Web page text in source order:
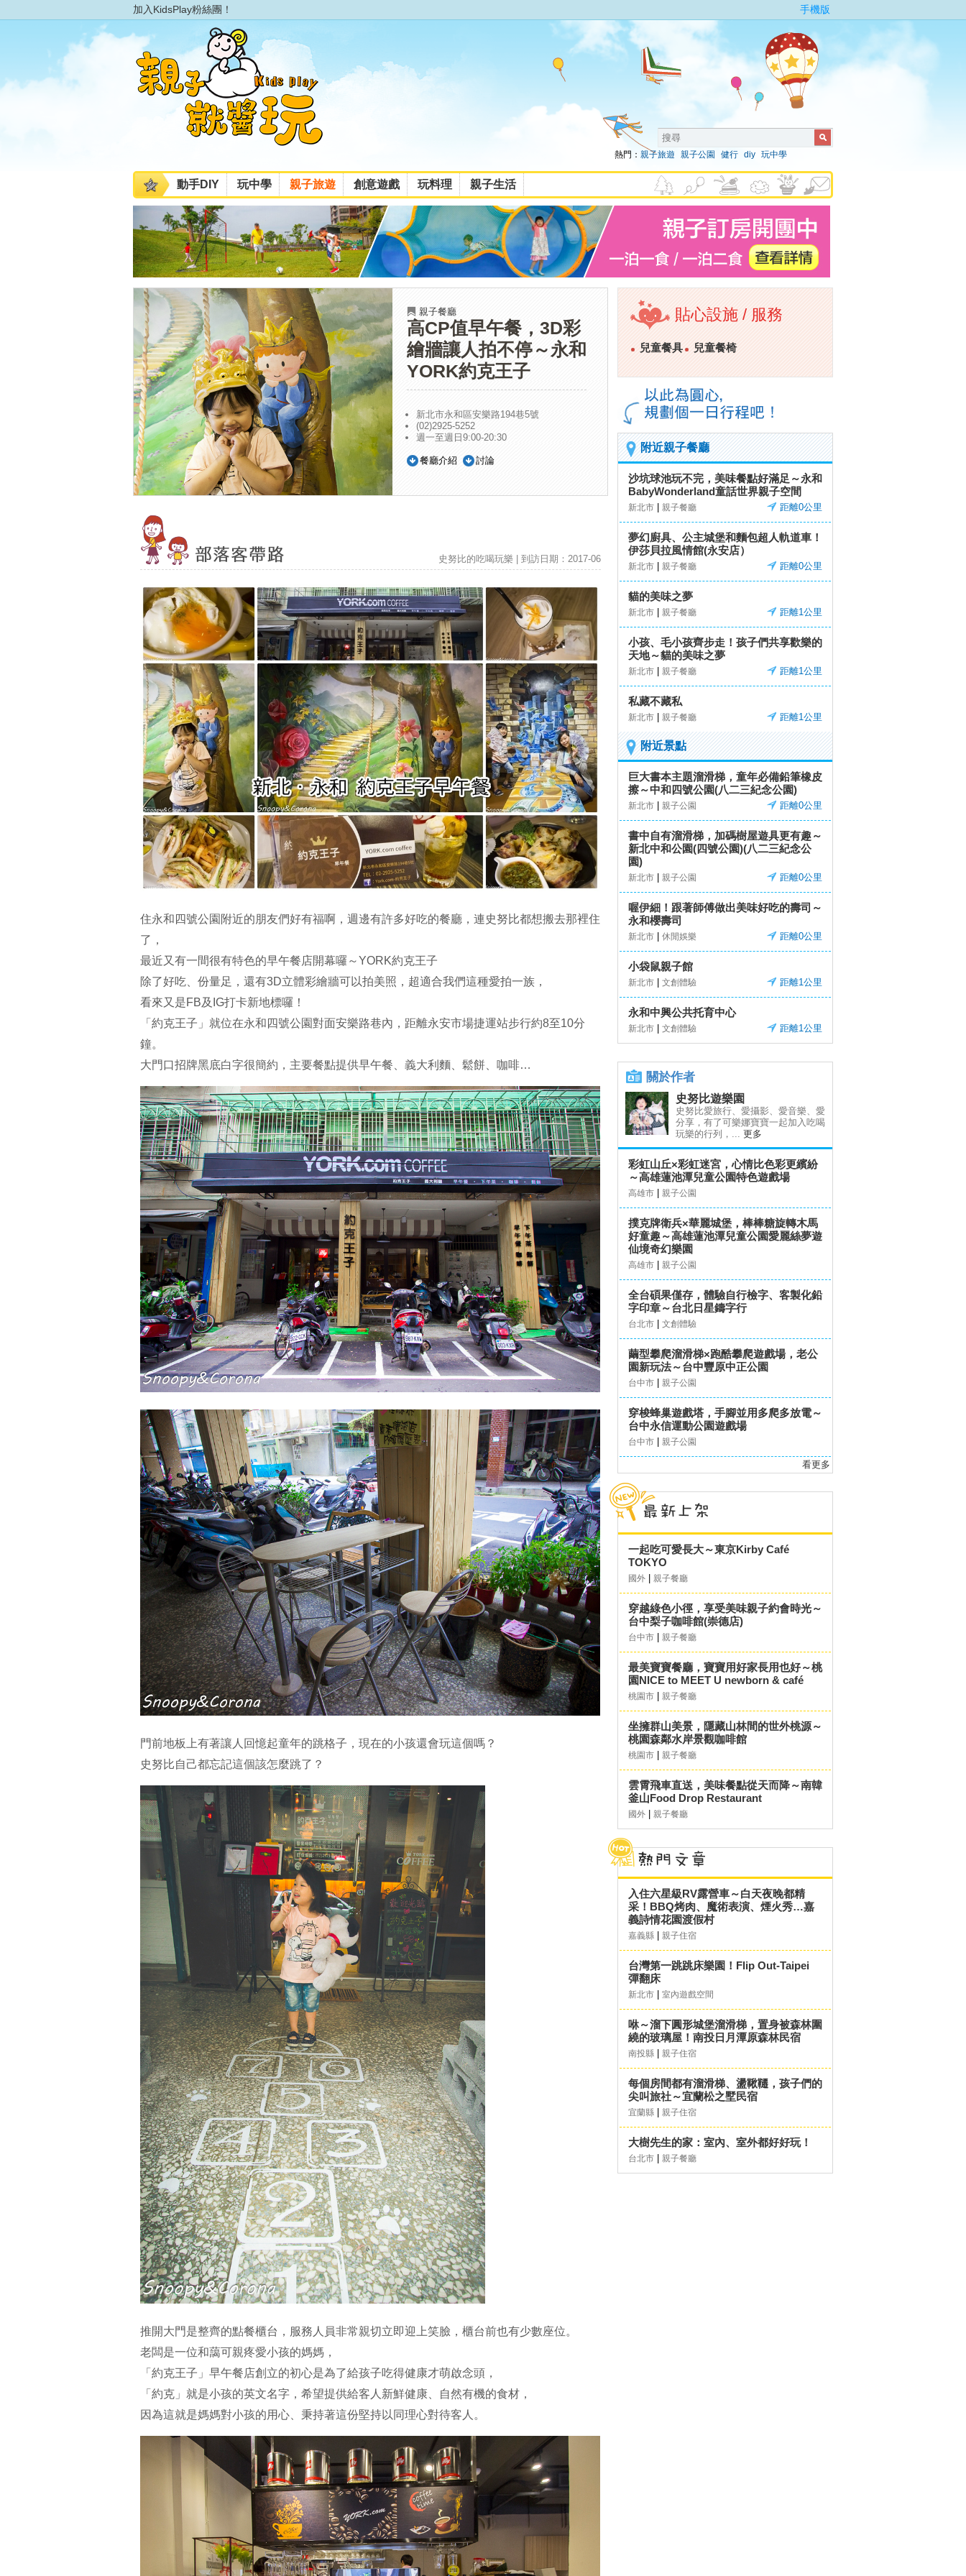
加入KidsPlay粉絲團！ 手機版
熱門： 親子旅遊 親子公園 健行 diy 玩中學
動手DIY 玩中學 親子旅遊 創意遊戲 玩料理 親子生活
親子餐廳
高CP值早午餐，3D彩
繪牆讓人拍不停～永和
YORK約克王子
新北市永和區安樂路194巷5號
(02)2925-5252
週一至週日9:00-20:30
餐廳介紹 討論
史努比的吃喝玩樂 | 到訪日期：2017-06
住永和四號公園附近的朋友們好有福啊，週邊有許多好吃的餐廳，連史努比都想搬去那裡住
了，
最近又有一間很有特色的早午餐店開幕囉～YORK約克王子
除了好吃、份量足，還有3D立體彩繪牆可以拍美照，超適合我們這種愛拍一族，
看來又是FB及IG打卡新地標囉！
「約克王子」就位在永和四號公園對面安樂路巷內，距離永安市場捷運站步行約8至10分
鐘。
大門口招牌黑底白字很簡約，主要餐點提供早午餐、義大利麵、鬆餅、咖啡…
門前地板上有著讓人回憶起童年的跳格子，現在的小孩還會玩這個嗎？
史努比自己都忘記這個該怎麼跳了？
推開大門是整齊的點餐櫃台，服務人員非常親切立即迎上笑臉，櫃台前也有少數座位。
老闆是一位和藹可親疼愛小孩的媽媽，
「約克王子」早午餐店創立的初心是為了給孩子吃得健康才萌啟念頭，
「約克」就是小孩的英文名字，希望提供給客人新鮮健康、自然有機的食材，
因為這就是媽媽對小孩的用心、秉持著這份堅持以同理心對待客人。
貼心設施 / 服務
兒童餐具 兒童餐椅
附近親子餐廳
沙坑球池玩不完，美味餐點好滿足～永和
BabyWonderland童話世界親子空間
新北市 親子餐廳 距離0公里
夢幻廚具、公主城堡和麵包超人軌道車！
伊莎貝拉風情館(永安店）
新北市 親子餐廳 距離0公里
貓的美味之夢
新北市 親子餐廳 距離1公里
小孩、毛小孩齊步走！孩子們共享歡樂的
天地～貓的美味之夢
新北市 親子餐廳 距離1公里
私藏不藏私
新北市 親子餐廳 距離1公里
附近景點
巨大書本主題溜滑梯，童年必備鉛筆橡皮
擦～中和四號公園(八二三紀念公園)
新北市 親子公園 距離0公里
書中自有溜滑梯，加碼樹屋遊具更有趣～
新北中和公園(四號公園)(八二三紀念公
園)
新北市 親子公園 距離0公里
喔伊細！跟著師傅做出美味好吃的壽司～
永和櫻壽司
新北市 休閒娛樂 距離0公里
小袋鼠親子館
新北市 文創體驗 距離1公里
永和中興公共托育中心
新北市 文創體驗 距離1公里
關於作者
史努比遊樂園
史努比愛旅行、愛攝影、愛音樂、愛
分享，有了可樂娜寶寶一起加入吃喝
玩樂的行列，... 更多
彩虹山丘×彩虹迷宮，心情比色彩更繽紛
～高雄蓮池潭兒童公園特色遊戲場
高雄市 親子公園
撲克牌衛兵×華麗城堡，棒棒糖旋轉木馬
好童趣～高雄蓮池潭兒童公園愛麗絲夢遊
仙境奇幻樂園
高雄市 親子公園
全台碩果僅存，體驗自行檢字、客製化鉛
字印章～台北日星鑄字行
台北市 文創體驗
繭型攀爬溜滑梯×跑酷攀爬遊戲場，老公
園新玩法～台中豐原中正公園
台中市 親子公園
穿梭蜂巢遊戲塔，手腳並用多爬多放電～
台中永信運動公園遊戲場
台中市 親子公園
看更多
一起吃可愛長大～東京Kirby Café
TOKYO
國外 親子餐廳
穿越綠色小徑，享受美味親子約會時光～
台中梨子咖啡館(崇德店)
台中市 親子餐廳
最美寶寶餐廳，寶寶用好家長用也好～桃
園NICE to MEET U newborn & café
桃園市 親子餐廳
坐擁群山美景，隱藏山林間的世外桃源～
桃園森鄰水岸景觀咖啡館
桃園市 親子餐廳
雲霄飛車直送，美味餐點從天而降～南韓
釜山Food Drop Restaurant
國外 親子餐廳
入住六星級RV露營車～白天夜晚都精
采！BBQ烤肉、魔術表演、煙火秀…嘉
義詩情花園渡假村
嘉義縣 親子住宿
台灣第一跳跳床樂園！Flip Out-Taipei
彈翻床
新北市 室內遊戲空間
咻～溜下圓形城堡溜滑梯，置身被森林圍
繞的玻璃屋！南投日月潭原森林民宿
南投縣 親子住宿
每個房間都有溜滑梯、盪鞦韆，孩子們的
尖叫旅社～宜蘭松之墅民宿
宜蘭縣 親子住宿
大樹先生的家：室內、室外都好好玩！
台北市 親子餐廳